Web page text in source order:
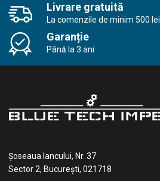
Livrare gratuită
La comenzile de minim 500 lei
Garanție
Până la 3 ani
Șoseaua Iancului, Nr. 37
Sector 2, București, 021718